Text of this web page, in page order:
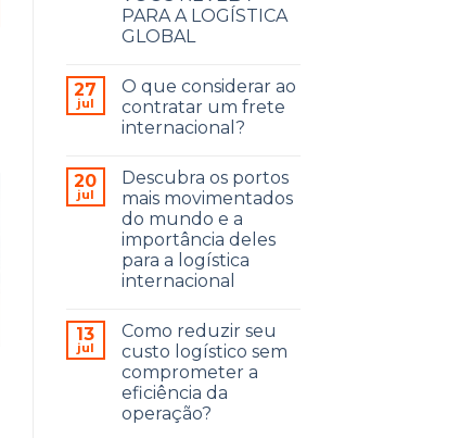
PARA A LOGÍSTICA
GLOBAL
27
jul
O que considerar ao
contratar um frete
internacional?
20
jul
Descubra os portos
mais movimentados
do mundo e a
importância deles
para a logística
internacional
13
jul
Como reduzir seu
custo logístico sem
comprometer a
eficiência da
operação?